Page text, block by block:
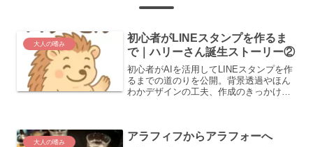
大人の嗜み
初心者がLINEスタンプを作るま
で｜ハリーさん誕生ストーリー②
初心者がAIを活用してLINEスタンプを作
るまでの道のりを公開。背景透過やほん
わかデザインの工夫、作成のきっかけと
大人の嗜み アラフィフからアラフォーへ